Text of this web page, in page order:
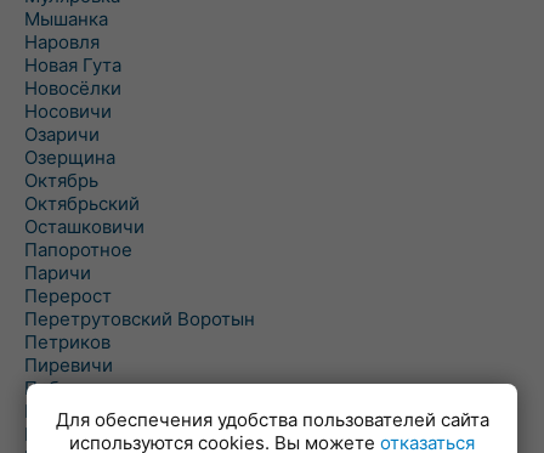
Мышанка
Наровля
Новая Гута
Новосёлки
Носовичи
Озаричи
Озерщина
Октябрь
Октябрьский
Осташковичи
Папоротное
Паричи
Перерост
Перетрутовский Воротын
Петриков
Пиревичи
Поболово
Поколюбичи
Полесье
Для обеспечения удобства пользователей сайта
используются cookies. Вы можете отказаться